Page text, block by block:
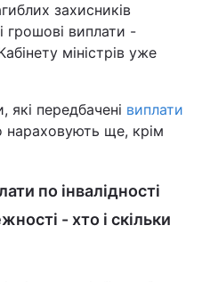
захисників
грошові виплати -
міністрів уже
які передбачені виплати
ще, крім
по інвалідності
- хто і скільки